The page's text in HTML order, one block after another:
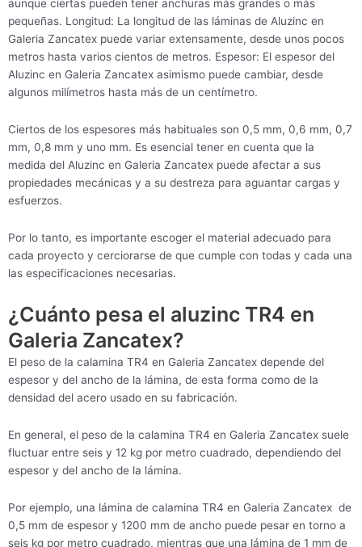
aunque ciertas pueden tener anchuras más grandes o más
pequeñas. Longitud: La longitud de las láminas de Aluzinc en
Galeria Zancatex puede variar extensamente, desde unos pocos
metros hasta varios cientos de metros. Espesor: El espesor del
Aluzinc en Galeria Zancatex asimismo puede cambiar, desde
algunos milímetros hasta más de un centímetro.
Ciertos de los espesores más habituales son 0,5 mm, 0,6 mm, 0,7
mm, 0,8 mm y uno mm. Es esencial tener en cuenta que la
medida del Aluzinc en Galeria Zancatex puede afectar a sus
propiedades mecánicas y a su destreza para aguantar cargas y
esfuerzos.
Por lo tanto, es importante escoger el material adecuado para
cada proyecto y cerciorarse de que cumple con todas y cada una
las especificaciones necesarias.
¿Cuánto pesa el aluzinc TR4 en
Galeria Zancatex?
El peso de la calamina TR4 en Galeria Zancatex depende del
espesor y del ancho de la lámina, de esta forma como de la
densidad del acero usado en su fabricación.
En general, el peso de la calamina TR4 en Galeria Zancatex suele
fluctuar entre seis y 12 kg por metro cuadrado, dependiendo del
espesor y del ancho de la lámina.
Por ejemplo, una lámina de calamina TR4 en Galeria Zancatex de
0,5 mm de espesor y 1200 mm de ancho puede pesar en torno a
seis kg por metro cuadrado, mientras que una lámina de 1 mm de